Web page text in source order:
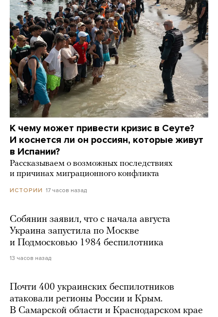
К чему может привести кризис в Сеуте?
И коснется ли он россиян, которые живут
в Испании?
Рассказываем о возможных последствиях
и причинах миграционного конфликта
ИСТОРИИ 17 часов назад
Собянин заявил, что с начала августа
Украина запустила по Москве
и Подмосковью 1984 беспилотника
13 часов назад
Почти 400 украинских беспилотников
атаковали регионы России и Крым.
В Самарской области и Краснодарском крае